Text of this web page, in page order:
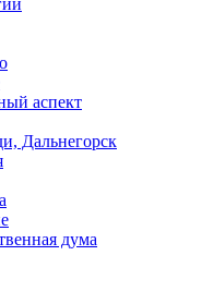
аспект
Дальнегорск
дума